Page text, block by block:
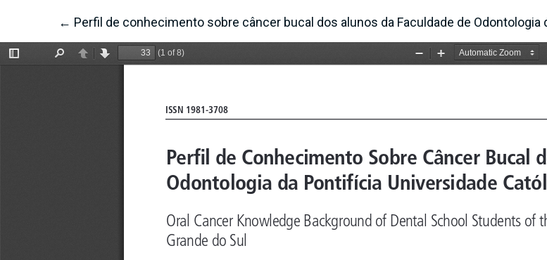
← Voltar aos Detalhes do Artigo
Perfil de conhecimento sobre câncer bucal dos alunos da Faculdade de